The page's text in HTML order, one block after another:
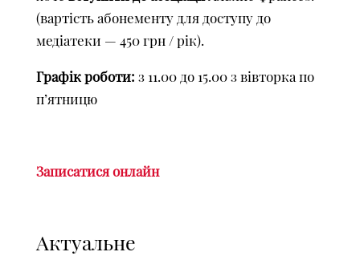
(вартість абонементу для доступу до
медіатеки — 450 грн / рік).
Графік роботи: з 11.00 до 15.00 з вівторка по
п’ятницю
Записатися онлайн
Актуальне